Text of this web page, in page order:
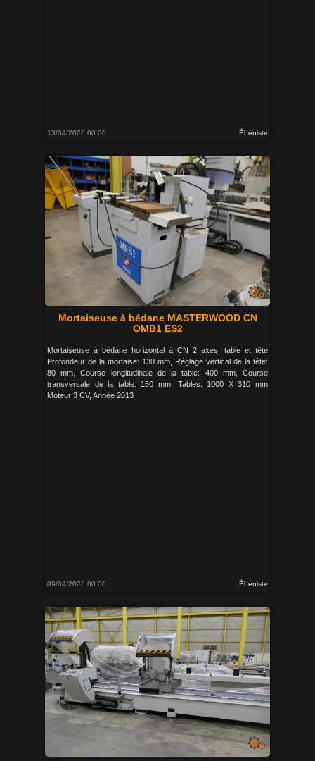
13/04/2026 00:00 Ébéniste
Mortaiseuse à bédane MASTERWOOD CN
OMB1 ES2
Mortaiseuse à bédane horizontal à CN 2 axes: table et tête
Profondeur de la mortaise: 130 mm, Réglage vertical de la tête:
80 mm, Course longitudinale de la table: 400 mm, Course
transversale de la table: 150 mm, Tables: 1000 X 310 mm
Moteur 3 CV, Année 2013
09/04/2026 00:00 Ébéniste